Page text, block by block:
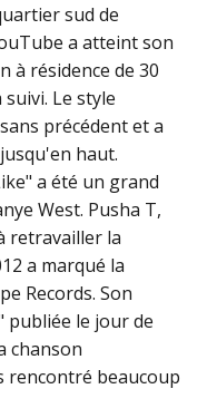
sud de
a atteint son
à résidence de 30
Le style
précédent et a
haut.
a été un grand
West. Pusha T,
retravailler la
a marqué la
Records. Son
publiée le jour de
chanson
rencontré beaucoup